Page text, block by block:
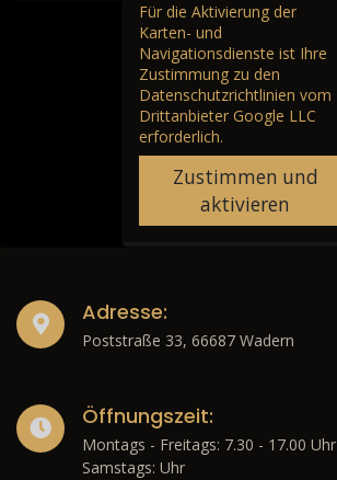
Für die Aktivierung der
Karten- und
Navigationsdienste ist Ihre
Zustimmung zu den
Datenschutzrichtlinien vom
Drittanbieter Google LLC
erforderlich.
Zustimmen und
aktivieren
Adresse:
Poststraße 33, 66687 Wadern
Öffnungszeit:
Montags - Freitags: 7.30 - 17.00 Uhr
Samstags: Uhr